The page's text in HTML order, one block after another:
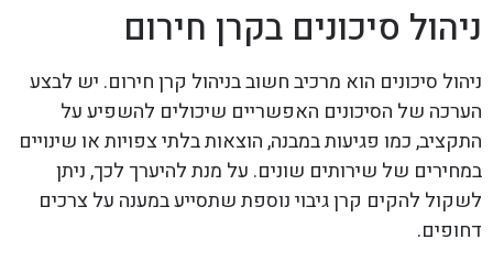
ניהול סיכונים בקרן חירום
ניהול סיכונים הוא מרכיב חשוב בניהול קרן חירום. יש לבצע
הערכה של הסיכונים האפשריים שיכולים להשפיע על
התקציב, כמו פגיעות במבנה, הוצאות בלתי צפויות או שינויים
במחירים של שירותים שונים. על מנת להיערך לכך, ניתן
לשקול להקים קרן גיבוי נוספת שתסייע במענה על צרכים
דחופים.